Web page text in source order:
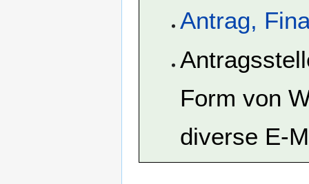
Antrag,
Form von
diverse E-